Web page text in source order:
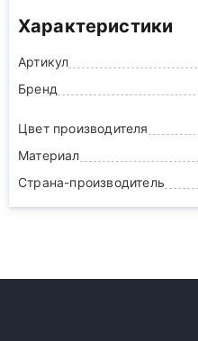
Характеристики
Артикул
Бренд
Цвет производителя
Материал
Страна-производитель